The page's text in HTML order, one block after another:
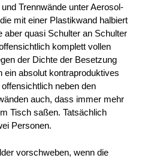
Trennwände unter Aerosol-
mit einer Plastikwand halbiert
aber quasi Schulter an Schulter
komplett vollen
der Dichte der Besetzung
ein absolut kontraproduktives
neben den
auch, dass immer mehr
Tisch saßen. Tatsächlich
Personen.
vorschweben, wenn die